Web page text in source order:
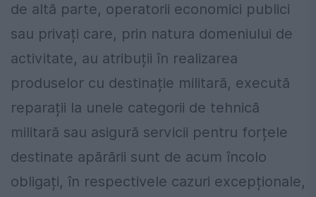
de altă parte, operatorii economici publici
sau privați care, prin natura domeniului de
activitate, au atribuții în realizarea
produselor cu destinație militară, execută
reparații la unele categorii de tehnică
militară sau asigură servicii pentru forțele
destinate apărării sunt de acum încolo
obligați, în respectivele cazuri excepționale,